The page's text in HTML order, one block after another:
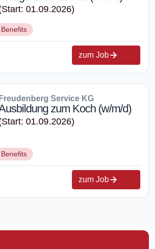
01.09.2026)
zum Job
Freudenberg Service KG
zum Koch (w/m/d)
01.09.2026)
zum Job